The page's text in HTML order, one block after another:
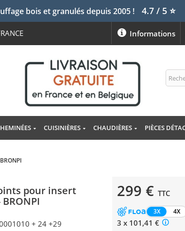
bois et granulés depuis 2005 ! 4.7 / 5⭐
Informations
CUISINIÈRES CHAUDIÈRES PIÈCES
pour insert
+ 24 +29
299 € TTC
3X 4X
3 x 101,41 €